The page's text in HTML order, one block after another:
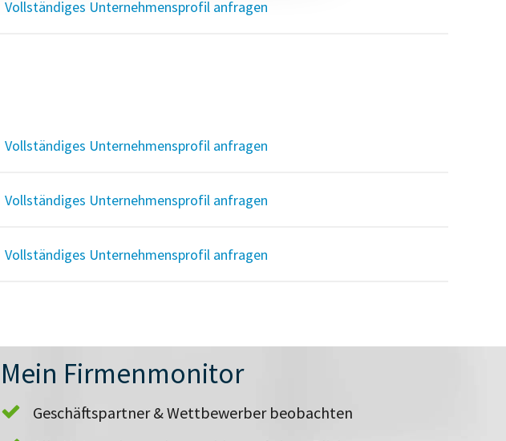
Vollständiges Unternehmensprofil anfragen
Vollständiges Unternehmensprofil anfragen
Vollständiges Unternehmensprofil anfragen
Vollständiges Unternehmensprofil anfragen
Mein Firmenmonitor
Geschäftspartner & Wettbewerber beobachten